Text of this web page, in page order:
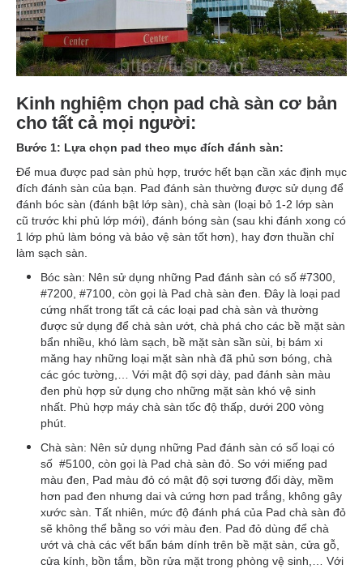
Kinh nghiệm chọn pad chà sàn cơ bản
cho tất cả mọi người:
Bước 1: Lựa chọn pad theo mục đích đánh sàn:
Để mua được pad sàn phù hợp, trước hết bạn cần xác định mục
đích đánh sàn của bạn. Pad đánh sàn thường được sử dụng để
đánh bóc sàn (đánh bật lớp sàn), chà sàn (loại bỏ 1-2 lớp sàn
cũ trước khi phủ lớp mới), đánh bóng sàn (sau khi đánh xong có
1 lớp phủ làm bóng và bảo vệ sàn tốt hơn), hay đơn thuần chỉ
làm sạch sàn.
Bóc sàn: Nên sử dụng những Pad đánh sàn có số #7300,
#7200, #7100, còn gọi là Pad chà sàn đen. Đây là loại pad
cứng nhất trong tất cả các loại pad chà sàn và thường
được sử dụng để chà sàn ướt, chà phá cho các bề mặt sàn
bẩn nhiều, khó làm sạch, bề mặt sàn sần sùi, bị bám xi
măng hay những loại mặt sàn nhà đã phủ sơn bóng, chà
các góc tường,… Với mật độ sợi dày, pad đánh sàn màu
đen phù hợp sử dụng cho những mặt sàn khó vệ sinh
nhất. Phù hợp máy chà sàn tốc độ thấp, dưới 200 vòng
phút.
Chà sàn: Nên sử dụng những Pad đánh sàn có số loại có
số #5100, còn gọi là Pad chà sàn đỏ. So với miếng pad
màu đen, Pad màu đỏ có mật độ sợi tương đối dày, mềm
hơn pad đen nhưng dai và cứng hơn pad trắng, không gây
xước sàn. Tất nhiên, mức độ đánh phá của Pad chà sàn đỏ
sẽ không thể bằng so với màu đen. Pad đỏ dùng để chà
ướt và chà các vết bẩn bám dính trên bề mặt sàn, cửa gỗ,
cửa kính, bồn tắm, bồn rửa mặt trong phòng vệ sinh,… Với